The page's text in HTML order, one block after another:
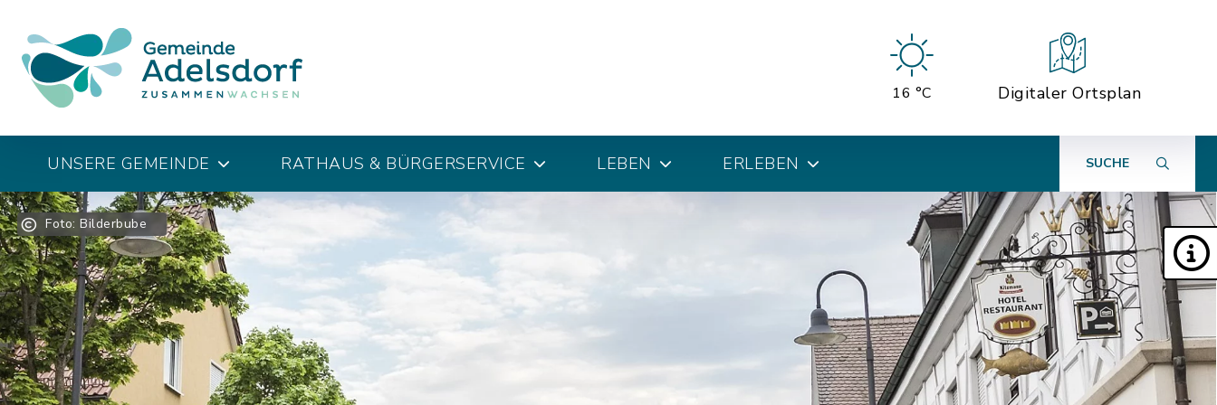
16 °C Digitaler Ortsplan
UNSERE GEMEINDE RATHAUS & BÜRGERSERVICE LEBEN ERLEBEN SUCHE
Foto: Bilderbube